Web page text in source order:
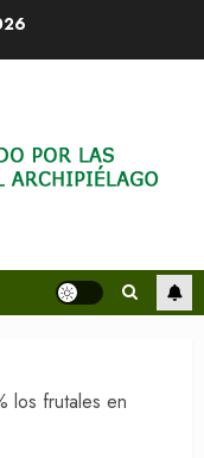
los frutales en